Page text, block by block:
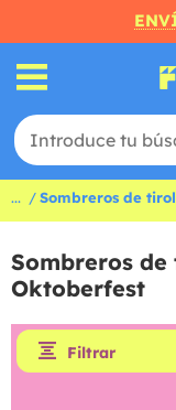
... Sombreros de
Sombreros
Oktoberfest
Filtrar